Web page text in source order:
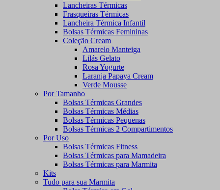
Lancheiras Térmicas
Frasqueiras Térmicas
Lancheira Térmica Infantil
Bolsas Térmicas Femininas
Coleção Cream
Amarelo Manteiga
Lilás Gelato
Rosa Yogurte
Laranja Papaya Cream
Verde Mousse
Por Tamanho
Bolsas Térmicas Grandes
Bolsas Térmicas Médias
Bolsas Térmicas Pequenas
Bolsas Térmicas 2 Compartimentos
Por Uso
Bolsas Térmicas Fitness
Bolsas Térmicas para Mamadeira
Bolsas Térmicas para Marmita
Kits
Tudo para sua Marmita